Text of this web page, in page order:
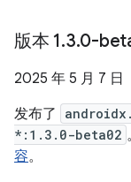
版本 1.3.0-
2025 年 5 月 7 日
发布了
*:1.3.0-beta02
容。